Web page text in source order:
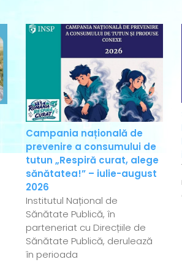
Campania națională de
prevenire a consumului de
tutun „Respiră curat, alege
sănătatea!” – iulie-august
2026
Institutul Național de
Sănătate Publică, în
parteneriat cu Direcțiile de
Sănătate Publică, derulează
în perioada